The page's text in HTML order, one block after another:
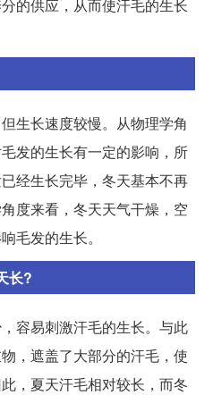
的供应，从而使汗毛的生长
生长速度较慢。从物理学角
发的生长有一定的影响，所
经生长完毕，冬天基本不再
度来看，冬天天气干燥，空
毛发的生长。
长?
容易刺激汗毛的生长。与此
，遮盖了大部分的汗毛，使
，夏天汗毛相对较长，而冬